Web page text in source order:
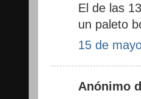
El de las
un paleto
15 de
Anónimo